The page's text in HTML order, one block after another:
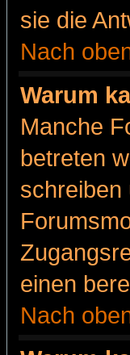
sie die
Nach
Warum
Manche
betreten
schreiben
einen
Nach